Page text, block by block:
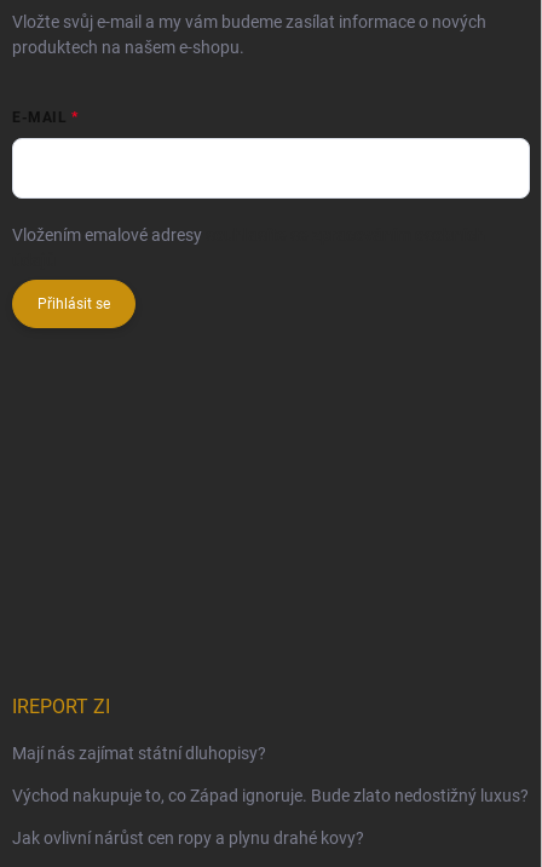
Vložte svůj e-mail a my vám budeme zasílat informace o nových
produktech na našem e-shopu.
E-MAIL
Vložením emalové adresy
Přihlásit se
IREPORT ZI
Mají nás zajímat státní dluhopisy?
Východ nakupuje to, co Západ ignoruje. Bude zlato nedostižný luxus?
Jak ovlivní nárůst cen ropy a plynu drahé kovy?